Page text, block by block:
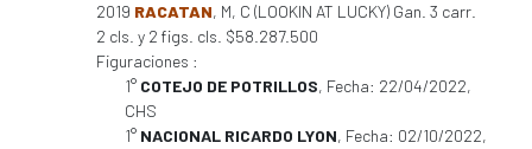
2019 RACATAN, M, C (LOOKIN AT LUCKY) Gan. 3 carr.
2 cls. y 2 figs. cls. $58.287.500
Figuraciones :
1° COTEJO DE POTRILLOS, Fecha: 22/04/2022,
CHS
1° NACIONAL RICARDO LYON, Fecha: 02/10/2022,